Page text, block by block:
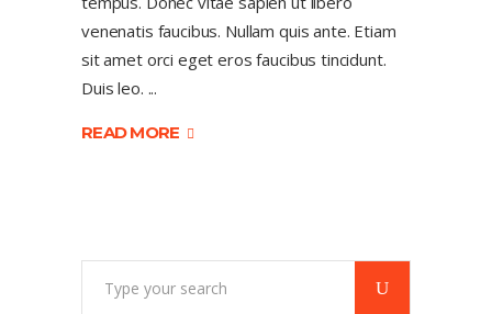
venenatis faucibus. Nullam quis ante. Etiam
sit amet orci eget eros faucibus tincidunt.
Duis leo.
READ MORE